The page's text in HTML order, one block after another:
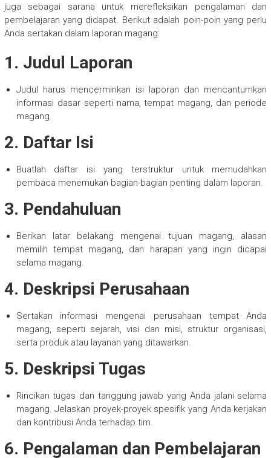
juga sebagai sarana untuk merefleksikan pengalaman dan
pembelajaran yang didapat. Berikut adalah poin-poin yang perlu
Anda sertakan dalam laporan magang:
1. Judul Laporan
Judul harus mencerminkan isi laporan dan mencantumkan
informasi dasar seperti nama, tempat magang, dan periode
magang.
2. Daftar Isi
Buatlah daftar isi yang terstruktur untuk memudahkan
pembaca menemukan bagian-bagian penting dalam laporan.
3. Pendahuluan
Berikan latar belakang mengenai tujuan magang, alasan
memilih tempat magang, dan harapan yang ingin dicapai
selama magang.
4. Deskripsi Perusahaan
Sertakan informasi mengenai perusahaan tempat Anda
magang, seperti sejarah, visi dan misi, struktur organisasi,
serta produk atau layanan yang ditawarkan.
5. Deskripsi Tugas
Rincikan tugas dan tanggung jawab yang Anda jalani selama
magang. Jelaskan proyek-proyek spesifik yang Anda kerjakan
dan kontribusi Anda terhadap tim.
6. Pengalaman dan Pembelajaran